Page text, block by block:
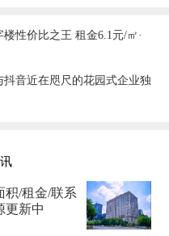
性价比之王 租金6.1元/㎡·
音近在咫尺的花园式企业独
积/租金/联系
更新中